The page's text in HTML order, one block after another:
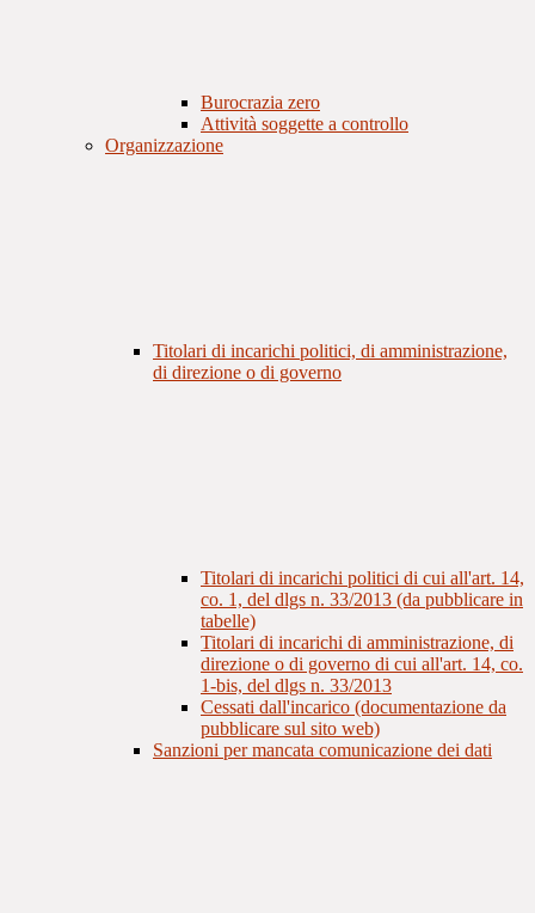
Burocrazia zero
Attività soggette a controllo
Organizzazione
Titolari di incarichi politici, di amministrazione,
di direzione o di governo
Titolari di incarichi politici di cui all'art. 14,
co. 1, del dlgs n. 33/2013 (da pubblicare in
tabelle)
Titolari di incarichi di amministrazione, di
direzione o di governo di cui all'art. 14, co.
1-bis, del dlgs n. 33/2013
Cessati dall'incarico (documentazione da
pubblicare sul sito web)
Sanzioni per mancata comunicazione dei dati